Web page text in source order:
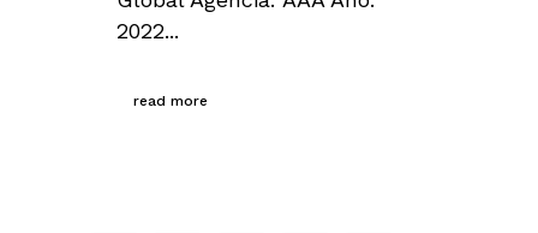
2022...
read more